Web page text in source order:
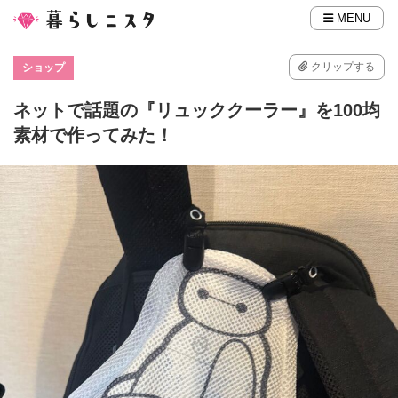
MENU
ショップ クリップする
ネットで話題の『リュッククーラー』を100均
素材で作ってみた！